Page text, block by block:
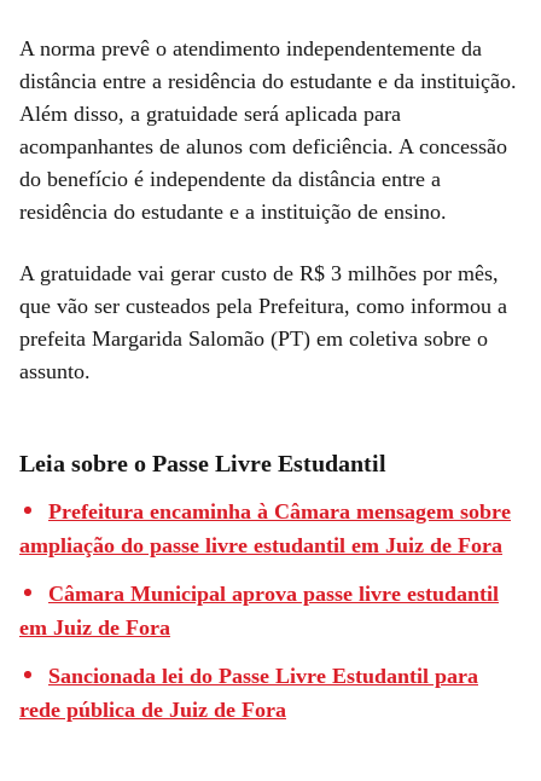
A norma prevê o atendimento independentemente da
distância entre a residência do estudante e da instituição.
Além disso, a gratuidade será aplicada para
acompanhantes de alunos com deficiência. A concessão
do benefício é independente da distância entre a
residência do estudante e a instituição de ensino.
A gratuidade vai gerar custo de R$ 3 milhões por mês,
que vão ser custeados pela Prefeitura, como informou a
prefeita Margarida Salomão (PT) em coletiva sobre o
assunto.
Leia sobre o Passe Livre Estudantil
Prefeitura encaminha à Câmara mensagem sobre
ampliação do passe livre estudantil em Juiz de Fora
Câmara Municipal aprova passe livre estudantil
em Juiz de Fora
Sancionada lei do Passe Livre Estudantil para
rede pública de Juiz de Fora